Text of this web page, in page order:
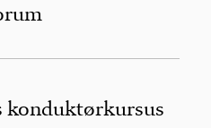
konduktørkursus